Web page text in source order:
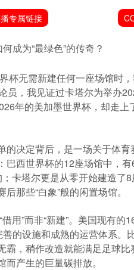
专属链接
何成为“最绿色”的传奇？
杯无需新建任何一座场馆时
员，我见证过卡塔尔为举办
年的美加墨世界杯，却
的决定背后，是一场关于体
巴西世界杯的12座场馆中，
卡塔尔更是从零开始建造
那些“白象”般的闲置场馆。
用”而非“新建”。美国现有
善的设施和成熟的运营体系
霸，稍作改造就能满足足球
产生的巨量碳排放。